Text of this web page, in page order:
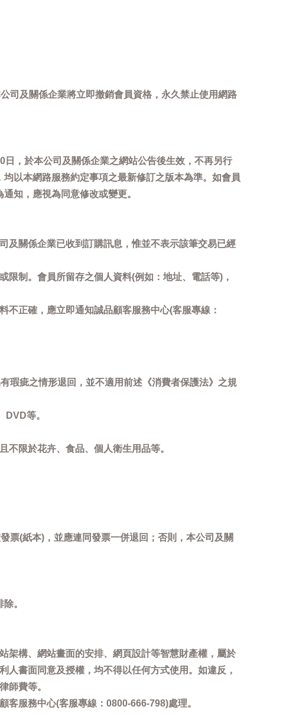
司及關係企業將立即撤銷會員資格，永久禁止使用網路
，於本公司及關係企業之網站公告後生效，不再另行
以本網路服務約定事項之最新修訂之版本為準。如會員
知，應視為同意修改或變更。
及關係企業已收到訂購訊息，惟並不表示該筆交易已經
制。會員所留存之個人資料(例如：地址、電話等)，
正確，應立即通知誠品顧客服務中心(客服專線：
瑕疵之情形退回，並不適用前述《消費者保護法》之規
等。
限於花卉、食品、個人衛生用品等。
票(紙本)，並應連同發票一併退回；否則，本公司及關
。
架構、網站畫面的安排、網頁設計等智慧財產權，屬於
書面同意及授權，均不得以任何方式使用。如違反，
師費等。
服務中心(客服專線：0800-666-798)處理。